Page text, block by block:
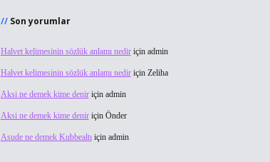
Son yorumlar
Halvet kelimesinin sözlük anlamı nediriçin admin
Halvet kelimesinin sözlük anlamı nediriçin Zeliha
Aksi ne demek kime deniriçin admin
Aksi ne demek kime deniriçin Önder
Asude ne demek Kubbealtıiçin admin